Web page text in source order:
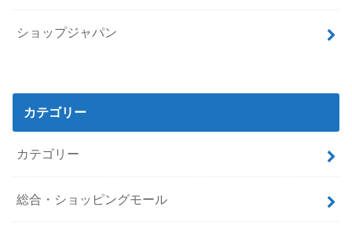
ショップジャパン
カテゴリー
カテゴリー
総合・ショッピングモール